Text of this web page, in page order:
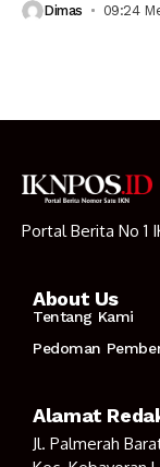
Dimas 09:24
Portal Berita No 1
About Us
Tentang Kami
Pedoman
Alamat
Jl. Palmerah